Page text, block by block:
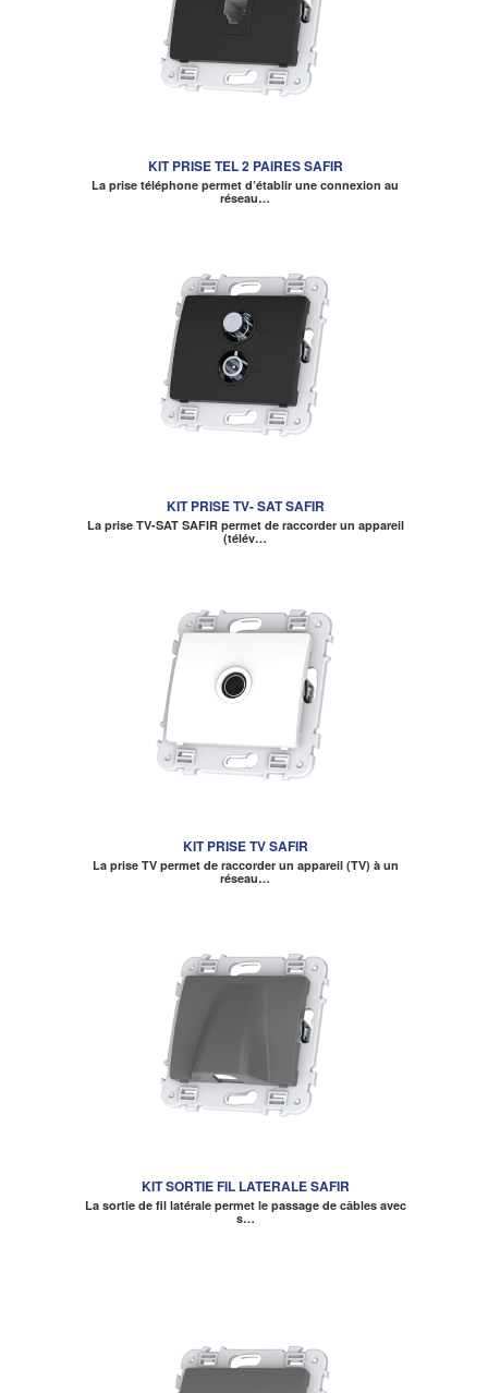
KIT PRISE TEL 2 PAIRES SAFIR
La prise téléphone permet d’établir une connexion au
réseau…
KIT PRISE TV- SAT SAFIR
La prise TV-SAT SAFIR permet de raccorder un appareil
(télév…
KIT PRISE TV SAFIR
La prise TV permet de raccorder un appareil (TV) à un
réseau…
KIT SORTIE FIL LATERALE SAFIR
La sortie de fil latérale permet le passage de câbles avec
s…